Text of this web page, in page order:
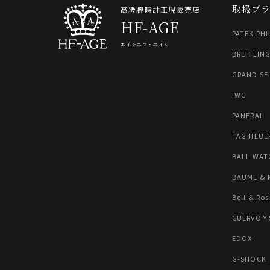
高級腕時計正規販売店
HF-AGE
エイチエフ・エイジ
取扱ブ
PATEK
BREITLING
GRAND
IWC
PANERAI
TAG
BALL
BAUME &
Bell &
CUERVO
EDOX
G-SHOCK